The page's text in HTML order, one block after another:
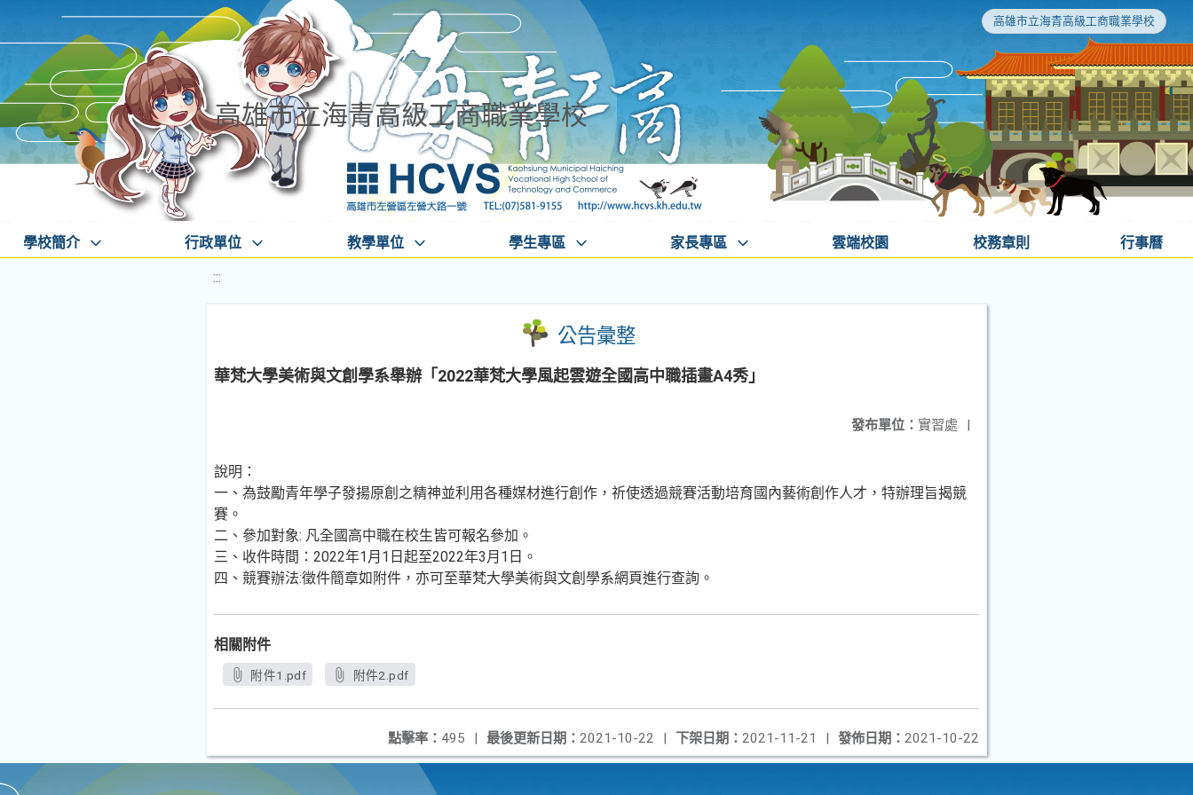
高雄市立海青高級工商職業學校
高雄市立海青高級工商職業學校
學校簡介 行政單位 教學單位 學生專區 家長專區 雲端校園 校務章則 行事曆
:::
公告彙整
華梵大學美術與文創學系舉辦「2022華梵大學風起雲遊全國高中職插畫A4秀」
發布單位： 實習處 |
說明：
一、為鼓勵青年學子發揚原創之精神並利用各種媒材進行創作，祈使透過競賽活動培育國內藝術創作人才，特辦理旨揭競
賽。
二、參加對象: 凡全國高中職在校生皆可報名參加。
三、收件時間：2022年1月1日起至2022年3月1日。
四、競賽辦法:徵件簡章如附件，亦可至華梵大學美術與文創學系網頁進行查詢。
相關附件
附件1.pdf 附件2.pdf
發佈日期： 2021-10-22
下架日期： 2021-11-21 |
最後更新日期： 2021-10-22 |
點擊率： 495 |